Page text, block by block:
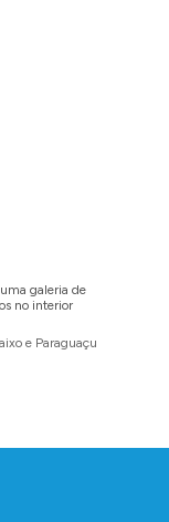
galeria de
no interior
e Paraguaçu